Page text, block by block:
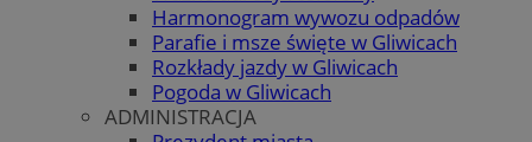
Harmonogram wywozu odpadów
Parafie i msze święte w Gliwicach
Rozkłady jazdy w Gliwicach
Pogoda w Gliwicach
ADMINISTRACJA